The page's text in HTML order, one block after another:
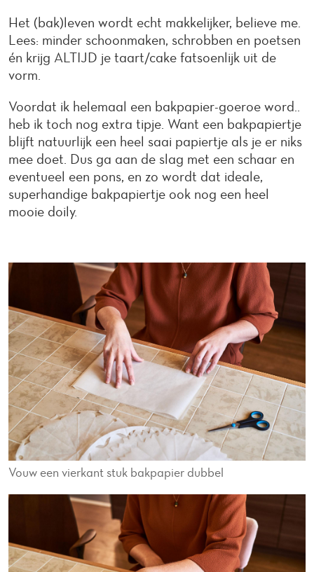
Het (bak)leven wordt echt makkelijker, believe me.
Lees: minder schoonmaken, schrobben en poetsen
én krijg ALTIJD je taart/cake fatsoenlijk uit de
vorm.
Voordat ik helemaal een bakpapier-goeroe word..
heb ik toch nog extra tipje. Want een bakpapiertje
blijft natuurlijk een heel saai papiertje als je er niks
mee doet. Dus ga aan de slag met een schaar en
eventueel een pons, en zo wordt dat ideale,
superhandige bakpapiertje ook nog een heel
mooie doily.
Vouw een vierkant stuk bakpapier dubbel